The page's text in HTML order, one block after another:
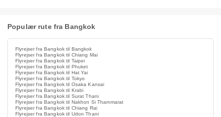
Populær rute fra Bangkok
Flyrejser fra Bangkok til Bangkok
Flyrejser fra Bangkok til Chiang Mai
Flyrejser fra Bangkok til Taipei
Flyrejser fra Bangkok til Phuket
Flyrejser fra Bangkok til Hat Yai
Flyrejser fra Bangkok til Tokyo
Flyrejser fra Bangkok til Osaka Kansai
Flyrejser fra Bangkok til Krabi
Flyrejser fra Bangkok til Surat Thani
Flyrejser fra Bangkok til Nakhon Si Thammarat
Flyrejser fra Bangkok til Chiang Rai
Flyrejser fra Bangkok til Udon Thani